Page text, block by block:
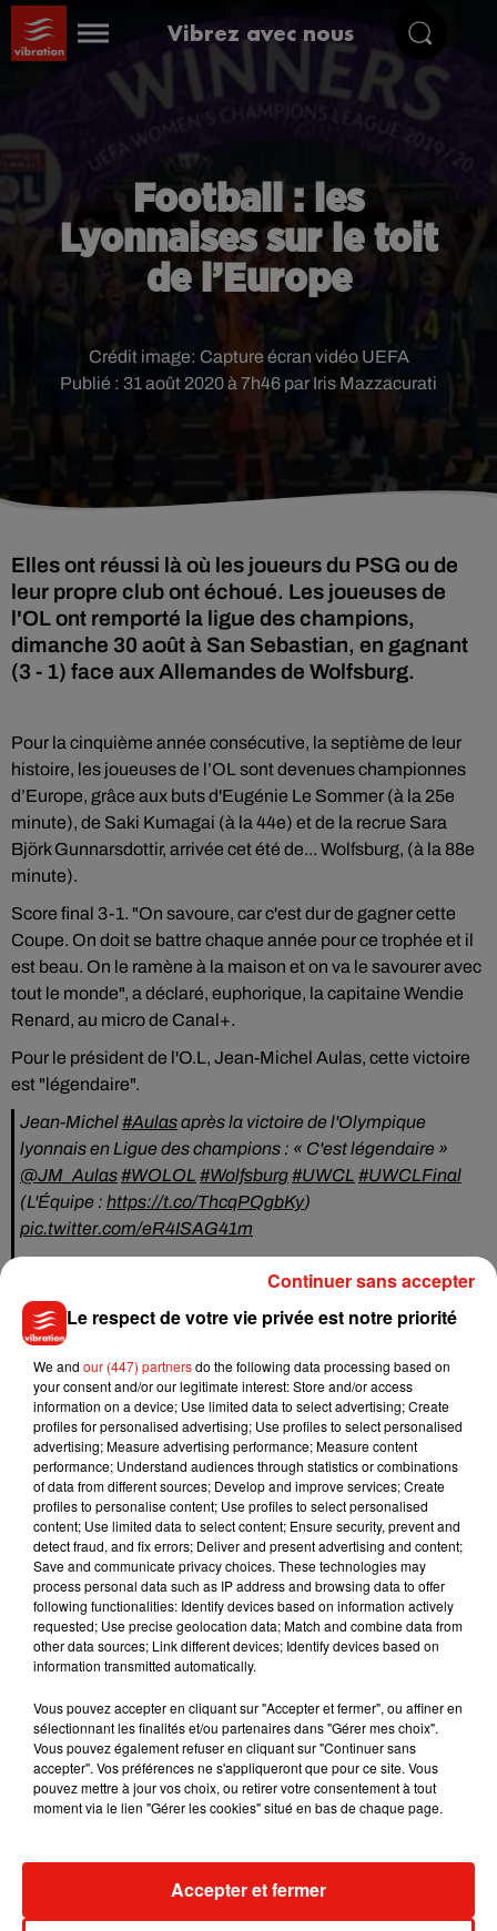
Vibrez avec nous
Football : les
Lyonnaises sur le toit
de l’Europe
Publié : 31 août 2020 à 7h46 par Iris Mazzacurati
Crédit image: Capture écran vidéo UEFA
Elles ont réussi là où les joueurs du PSG ou de
leur propre club ont échoué. Les joueuses de
l'OL ont remporté la ligue des champions,
dimanche 30 août à San Sebastian, en gagnant
(3 - 1) face aux Allemandes de Wolfsburg.
Pour la cinquième année consécutive, la septième de leur
histoire, les joueuses de l’OL sont devenues championnes
d’Europe, grâce aux buts d'Eugénie Le Sommer (à la 25e
minute), de Saki Kumagai (à la 44e) et de la recrue Sara
Björk Gunnarsdottir, arrivée cet été de... Wolfsburg, (à la 88e
minute).
Score final 3-1. "On savoure, car c'est dur de gagner cette
Coupe. On doit se battre chaque année pour ce trophée et il
est beau. On le ramène à la maison et on va le savourer avec
tout le monde", a déclaré, euphorique, la capitaine Wendie
Renard, au micro de Canal+.
Pour le président de l'O.L, Jean-Michel Aulas, cette victoire
est "légendaire".
Jean-Michel#Aulasaprès la victoire de l'Olympique
lyonnais en Ligue des champions : « C'est légendaire »
@JM_Aulas#WOLOL #Wolfsburg#UWCL #UWCLFinal
(L'Équipe : https://t.co/ThcqPQgbKy)
pic.twitter.com/eR4ISAG41m
Musique
7 août 2026
Julien Lieb s’essaye à la vie de chatelain
dans son nouveau clip
7 août 2026
Madonna sort enfin le remix de « Love
Sensation » avec Kylie Minogue
7 août 2026
Tayc et Didi B dévoilent le single le plus
dansant de l’année
Angèle et Amélie Lens dévoilent leur
collaboration tant attendue
Le respect de votre vie privée est notre priorité
We and our (447) partnersdo the following data processing based on
your consent and/or our legitimate interest: Store and/or access
information on a device; Use limited data to select advertising; Create
profiles for personalised advertising; Use profiles to select personalised
advertising; Measure advertising performance; Measure content
performance; Understand audiences through statistics or combinations
of data from different sources; Develop and improve services; Create
profiles to personalise content; Use profiles to select personalised
content; Use limited data to select content; Ensure security, prevent and
detect fraud, and fix errors; Deliver and present advertising and content;
Save and communicate privacy choices. These technologies may
process personal data such as IP address and browsing data to offer
following functionalities: Identify devices based on information actively
requested; Use precise geolocation data; Match and combine data from
other data sources; Link different devices; Identify devices based on
information transmitted automatically.
Vous pouvez accepter en cliquant sur "Accepter et fermer", ou affiner en
sélectionnant les finalités et/ou partenaires dans "Gérer mes choix".
Vous pouvez également refuser en cliquant sur "Continuer sans
accepter". Vos préférences ne s'appliqueront que pour ce site. Vous
pouvez mettre à jour vos choix, ou retirer votre consentement à tout
moment via le lien "Gérer les cookies" situé en bas de chaque page.
Accepter et fermer
Continuer sans accepter